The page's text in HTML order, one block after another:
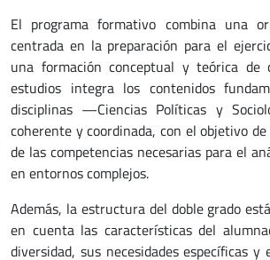
El programa formativo combina una
centrada en la preparación para el
una formación conceptual y teórica de
estudios integra los contenidos
disciplinas —Ciencias Políticas y
coherente y coordinada, con el objetivo
de las competencias necesarias para el
en entornos complejos.
Además, la estructura del doble grado
en cuenta las características del
diversidad, sus necesidades específicas